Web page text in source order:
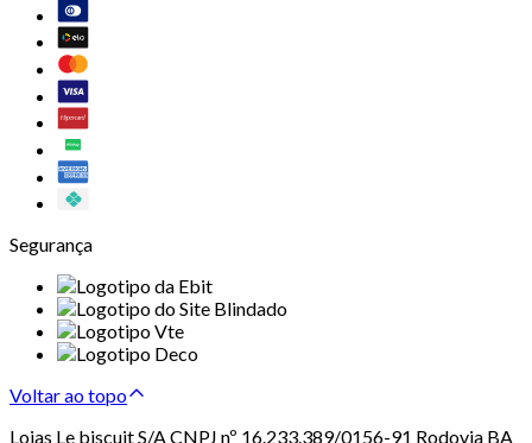
Segurança
Voltar ao topo
Lojas Le biscuit S/A CNPJ nº 16.233.389/0156-91 Rodovia BA